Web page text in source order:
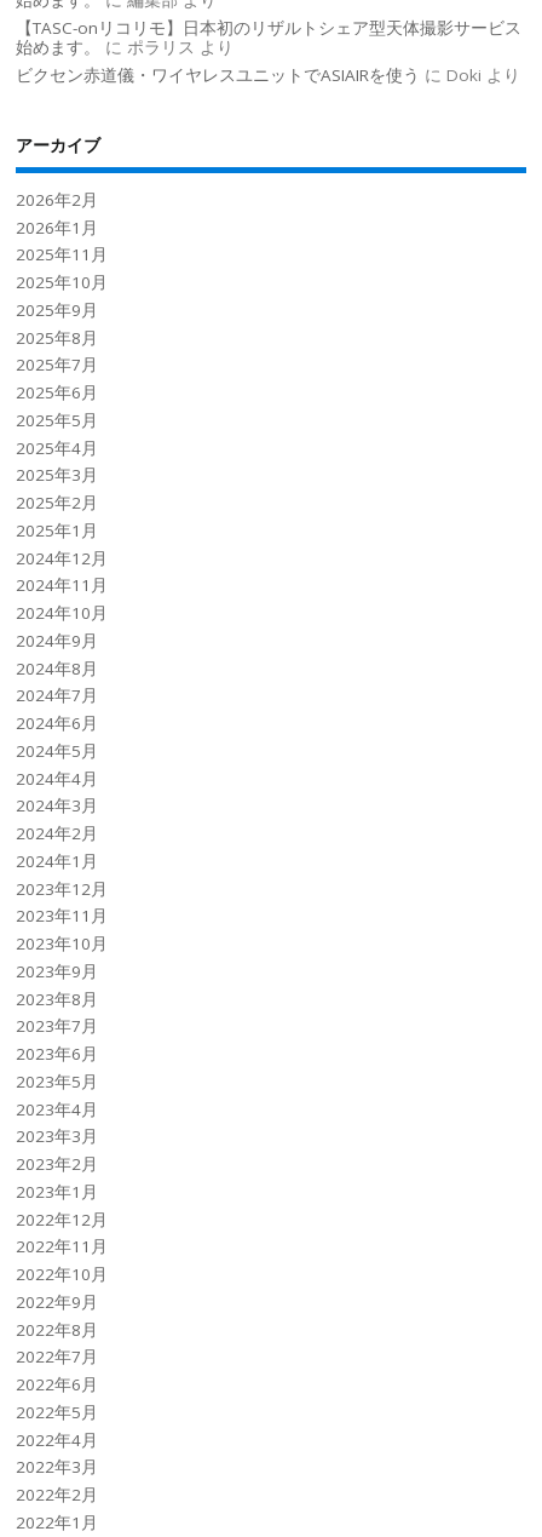
【TASC-onリコリモ】日本初のリザルトシェア型天体撮影サービス
始めます。
にポラリス より
ビクセン赤道儀・ワイヤレスユニットでASIAIRを使う に Doki より
アーカイブ
2026年2月
2026年1月
2025年11月
2025年10月
2025年9月
2025年8月
2025年7月
2025年6月
2025年5月
2025年4月
2025年3月
2025年2月
2025年1月
2024年12月
2024年11月
2024年10月
2024年9月
2024年8月
2024年7月
2024年6月
2024年5月
2024年4月
2024年3月
2024年2月
2024年1月
2023年12月
2023年11月
2023年10月
2023年9月
2023年8月
2023年7月
2023年6月
2023年5月
2023年4月
2023年3月
2023年2月
2023年1月
2022年12月
2022年11月
2022年10月
2022年9月
2022年8月
2022年7月
2022年6月
2022年5月
2022年4月
2022年3月
2022年2月
2022年1月